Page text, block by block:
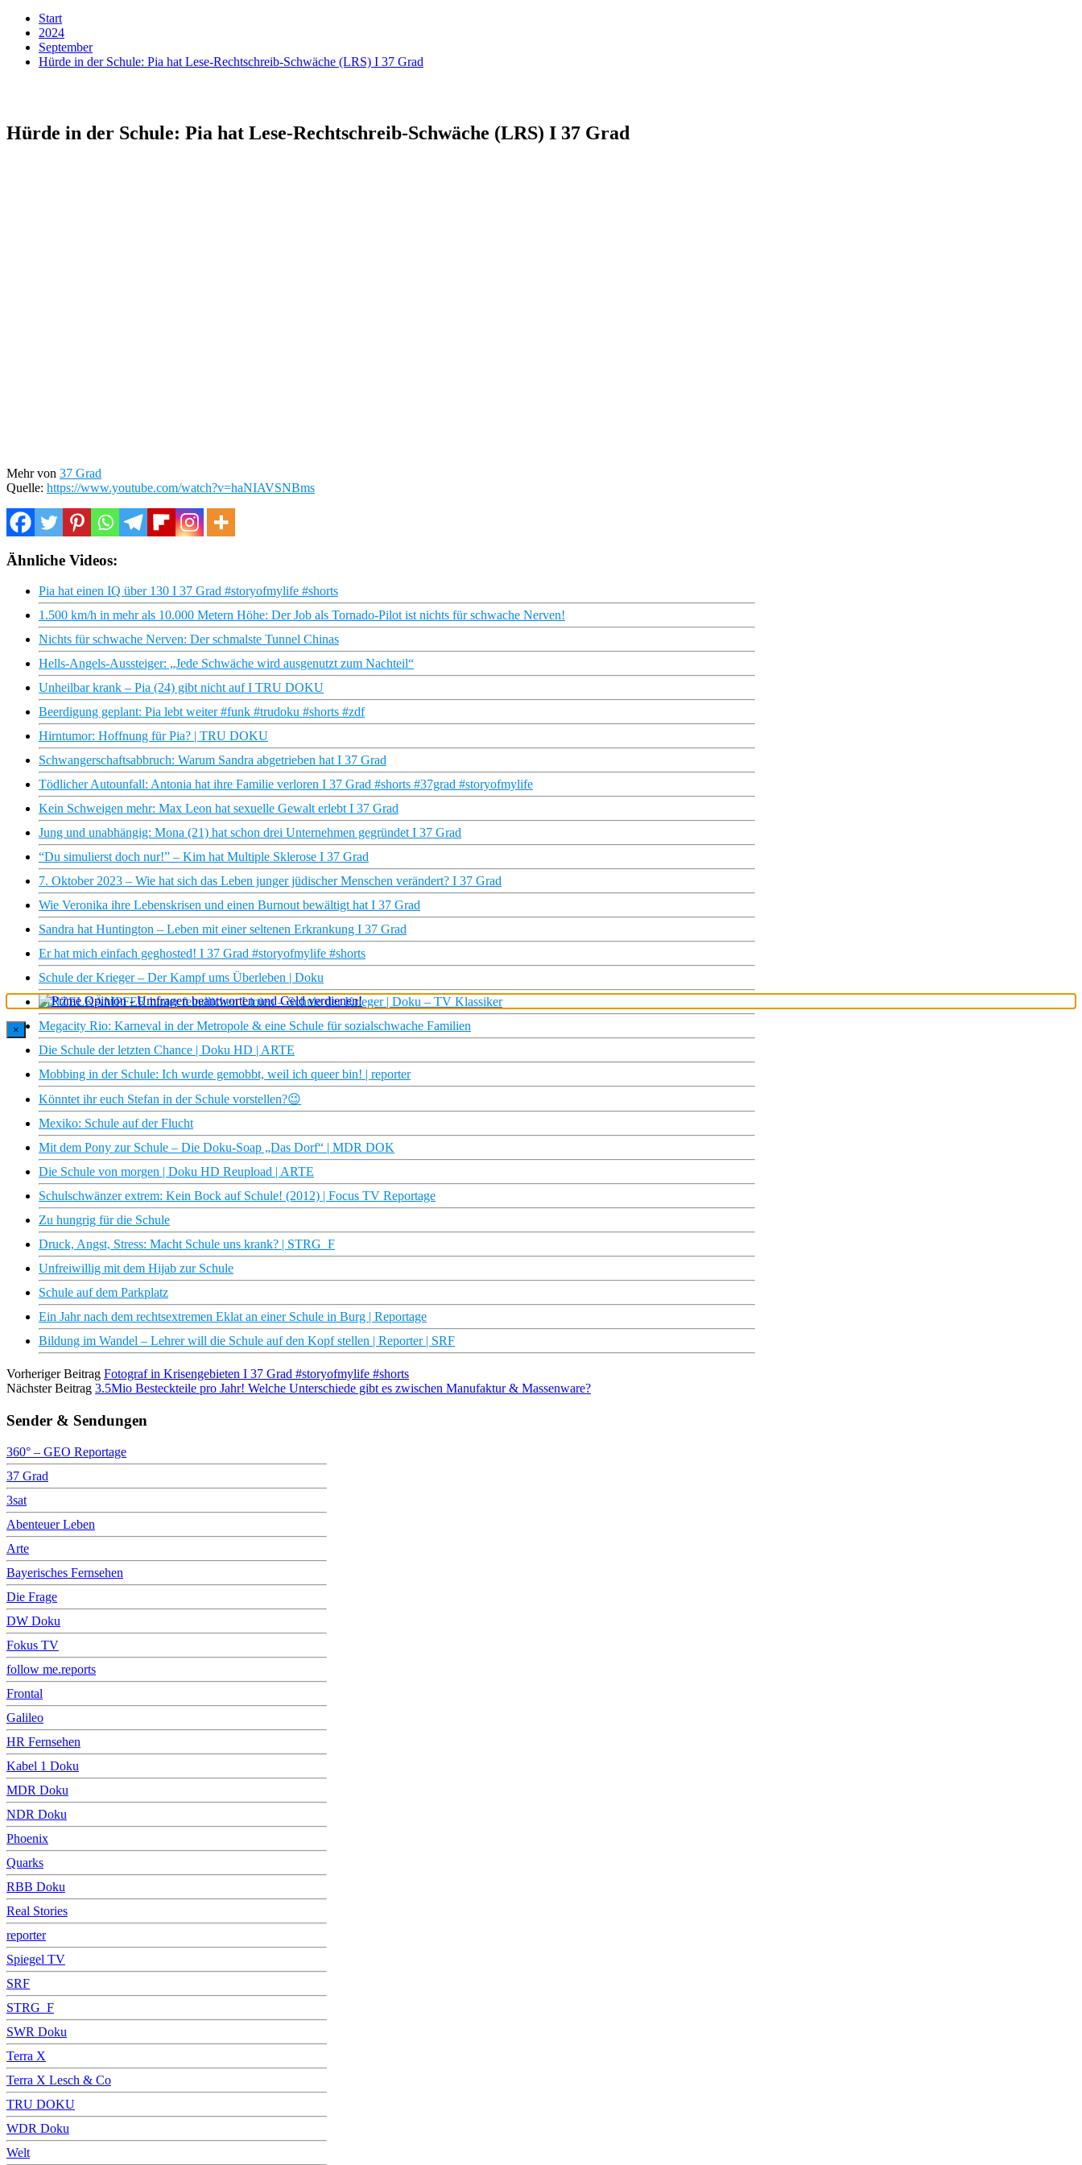
Start
2024
September
Hürde in der Schule: Pia hat Lese-Rechtschreib-Schwäche (LRS) I 37 Grad
Hürde in der Schule: Pia hat Lese-Rechtschreib-Schwäche (LRS) I 37 Grad
Mehr von 37 Grad
Quelle: https://www.youtube.com/watch?v=haNIAVSNBms
Ähnliche Videos:
Pia hat einen IQ über 130 I 37 Grad #storyofmylife #shorts
1.500 km/h in mehr als 10.000 Metern Höhe: Der Job als Tornado-Pilot ist nichts für schwache Nerven!
Nichts für schwache Nerven: Der schmalste Tunnel Chinas
Hells-Angels-Aussteiger: „Jede Schwäche wird ausgenutzt zum Nachteil“
Unheilbar krank – Pia (24) gibt nicht auf I TRU DOKU
Beerdigung geplant: Pia lebt weiter #funk #trudoku #shorts #zdf
Hirntumor: Hoffnung für Pia? | TRU DOKU
Schwangerschaftsabbruch: Warum Sandra abgetrieben hat I 37 Grad
Tödlicher Autounfall: Antonia hat ihre Familie verloren I 37 Grad #shorts #37grad #storyofmylife
Kein Schweigen mehr: Max Leon hat sexuelle Gewalt erlebt I 37 Grad
Jung und unabhängig: Mona (21) hat schon drei Unternehmen gegründet I 37 Grad
“Du simulierst doch nur!” – Kim hat Multiple Sklerose I 37 Grad
7. Oktober 2023 – Wie hat sich das Leben junger jüdischer Menschen verändert? I 37 Grad
Wie Veronika ihre Lebenskrisen und einen Burnout bewältigt hat I 37 Grad
Sandra hat Huntington – Leben mit einer seltenen Erkrankung I 37 Grad
Er hat mich einfach geghosted! I 37 Grad #storyofmylife #shorts
Schule der Krieger – Der Kampf ums Überleben | Doku
EINZELKÄMPFER hinter feindlichen Linien – Schule der Krieger | Doku – TV Klassiker
Megacity Rio: Karneval in der Metropole & eine Schule für sozialschwache Familien
Die Schule der letzten Chance | Doku HD | ARTE
Mobbing in der Schule: Ich wurde gemobbt, weil ich queer bin! | reporter
Könntet ihr euch Stefan in der Schule vorstellen?😉
Mexiko: Schule auf der Flucht
Mit dem Pony zur Schule – Die Doku-Soap „Das Dorf“ | MDR DOK
Die Schule von morgen | Doku HD Reupload | ARTE
Schulschwänzer extrem: Kein Bock auf Schule! (2012) | Focus TV Reportage
Zu hungrig für die Schule
Druck, Angst, Stress: Macht Schule uns krank? | STRG_F
Unfreiwillig mit dem Hijab zur Schule
Schule auf dem Parkplatz
Ein Jahr nach dem rechtsextremen Eklat an einer Schule in Burg | Reportage
Bildung im Wandel – Lehrer will die Schule auf den Kopf stellen | Reporter | SRF
Vorheriger Beitrag Fotograf in Krisengebieten I 37 Grad #storyofmylife #shorts
Nächster Beitrag 3.5Mio Besteckteile pro Jahr! Welche Unterschiede gibt es zwischen Manufaktur & Massenware?
Sender & Sendungen
360° – GEO Reportage
37 Grad
3sat
Abenteuer Leben
Arte
Bayerisches Fernsehen
Die Frage
DW Doku
Fokus TV
follow me.reports
Frontal
Galileo
HR Fernsehen
Kabel 1 Doku
MDR Doku
NDR Doku
Phoenix
Quarks
RBB Doku
Real Stories
reporter
Spiegel TV
SRF
STRG_F
SWR Doku
Terra X
Terra X Lesch & Co
TRU DOKU
WDR Doku
Welt
×